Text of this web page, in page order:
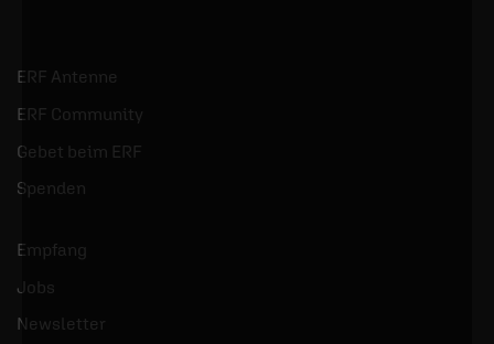
ERF Antenne
ERF Community
Gebet beim ERF
Spenden
Empfang
Jobs
Newsletter